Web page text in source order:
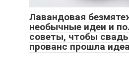
Лавандовая
необычные идеи и
советы, чтобы
прованс прошла